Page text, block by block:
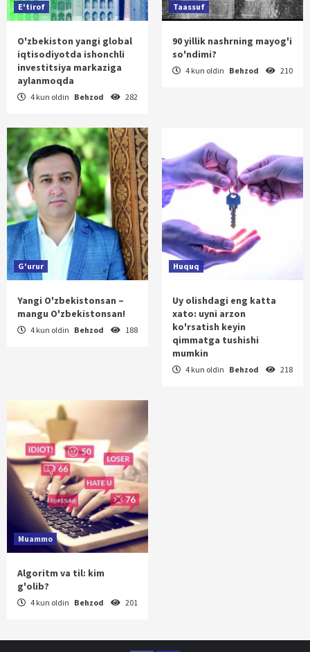
E'tirof
O'zbekiston yangi global
iqtisodiyotda ishonchli
investitsiya markaziga
aylanmoqda
4 kun oldin Behzod 282
Taassuf
90 yillik nashrning mayog'i
so'ndimi?
4 kun oldin Behzod 210
G'urur
Yangi O'zbekistonsan –
mangu O'zbekistonsan!
4 kun oldin Behzod 188
Huquq
Uy olishdagi eng katta
xato: uyni arzon
ko'rsatish keyin
qimmatga tushishi
mumkin
4 kun oldin Behzod 218
Muammo
Algoritm va til: kim
g'olib?
4 kun oldin Behzod 201